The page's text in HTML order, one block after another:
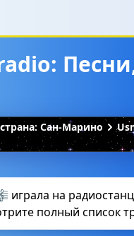
страна: Сан-Марино
играла на
полный список